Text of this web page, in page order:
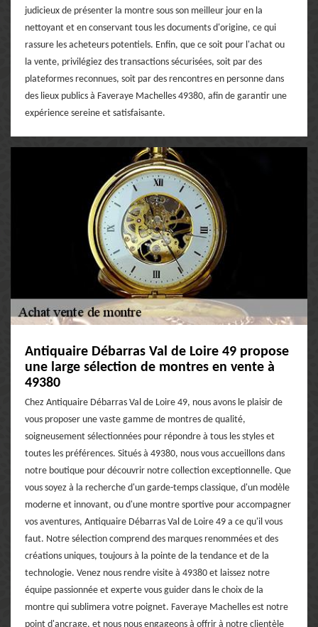
judicieux de présenter la montre sous son meilleur jour en la
nettoyant et en conservant tous les documents d'origine, ce qui
rassure les acheteurs potentiels. Enfin, que ce soit pour l'achat ou
la vente, privilégiez des transactions sécurisées, soit par des
plateformes reconnues, soit par des rencontres en personne dans
des lieux publics à Faveraye Machelles 49380, afin de garantir une
expérience sereine et satisfaisante.
Antiquaire Débarras Val de Loire 49 propose
une large sélection de montres en vente à
49380
Chez Antiquaire Débarras Val de Loire 49, nous avons le plaisir de
vous proposer une vaste gamme de montres de qualité,
soigneusement sélectionnées pour répondre à tous les styles et
toutes les préférences. Situés à 49380, nous vous accueillons dans
notre boutique pour découvrir notre collection exceptionnelle. Que
vous soyez à la recherche d'un garde-temps classique, d'un modèle
moderne et innovant, ou d'une montre sportive pour accompagner
vos aventures, Antiquaire Débarras Val de Loire 49 a ce qu'il vous
faut. Notre sélection comprend des marques renommées et des
créations uniques, toujours à la pointe de la tendance et de la
technologie. Venez nous rendre visite à 49380 et laissez notre
équipe passionnée et experte vous guider dans le choix de la
montre qui sublimera votre poignet. Faveraye Machelles est notre
point d'ancrage, et nous nous engageons à offrir à notre clientèle